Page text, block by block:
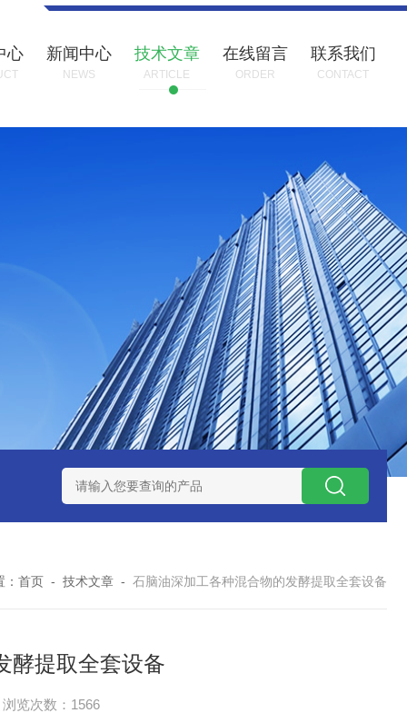
心 新闻中心
NEWS
技术文章
ARTICLE
在线留言
ORDER
联系我们
CONTACT
集液化装置 3万吨-100万吨撬装式煤层气脱酸气设备
首页 - 技术文章 - 石脑油深加工各种混合物的发酵提取全套设备
酵提取全套设备
浏览次数：1566